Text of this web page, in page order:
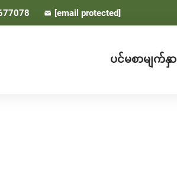
[email protected]
ပင်မစာမျက်နှာ